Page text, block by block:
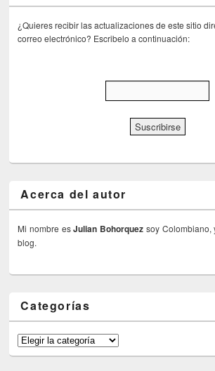
¿Quieres recibir las actualizaciones de este sitio
correo electrónico? Escribelo a continuación:
Acerca del autor
Mi nombre esJulian Bohorquez soy Colombiano,
blog.
Categorías
Categorías